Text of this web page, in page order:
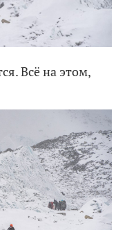
Всё на этом,